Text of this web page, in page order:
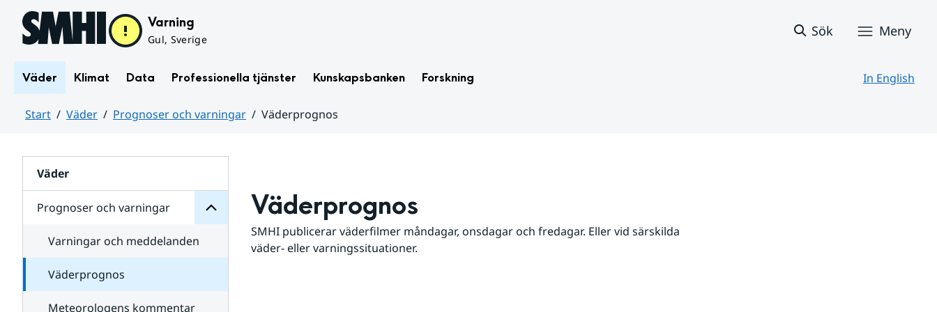
Hoppa till sidans innehåll Varning
Gul, Sverige
Sök Meny
Väder Klimat Data Professionella tjänster Kunskapsbanken Forskning In English
Start Väder Prognoser och varningar
Väderprognos
Väder
Prognoser och varningar
för
varningar
Varningar och meddelanden
Väderprognos
Meteorologens kommentar
Väderprognos
SMHI publicerar väderfilmer måndagar, onsdagar och fredagar. Eller vid särskilda
väder- eller varningssituationer.